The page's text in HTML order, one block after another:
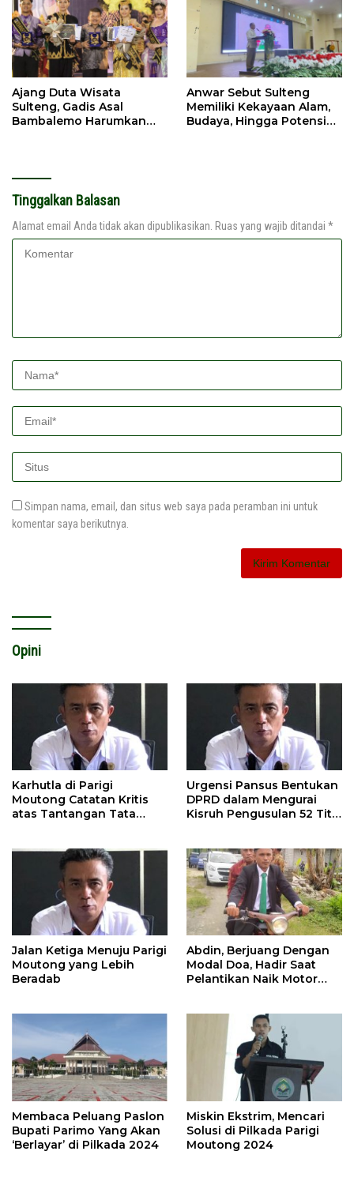
Ajang Duta Wisata
Sulteng, Gadis Asal
Bambalemo Harumkan
Anwar Sebut Sulteng
Memiliki Kekayaan Alam,
Budaya, Hingga Potensi
Tinggalkan Balasan
Alamat email Anda tidak akan dipublikasikan. Ruas yang wajib ditandai *
Simpan nama, email, dan situs web saya pada peramban ini untuk
komentar saya berikutnya.
Opini
Karhutla di Parigi
Moutong Catatan Kritis
atas Tantangan Tata
Urgensi Pansus Bentukan
DPRD dalam Mengurai
Kisruh Pengusulan 52 Titik
Jalan Ketiga Menuju Parigi
Moutong yang Lebih
Beradab
Abdin, Berjuang Dengan
Modal Doa, Hadir Saat
Pelantikan Naik Motor
Membaca Peluang Paslon
Bupati Parimo Yang Akan
‘Berlayar’ di Pilkada 2024
Miskin Ekstrim, Mencari
Solusi di Pilkada Parigi
Moutong 2024